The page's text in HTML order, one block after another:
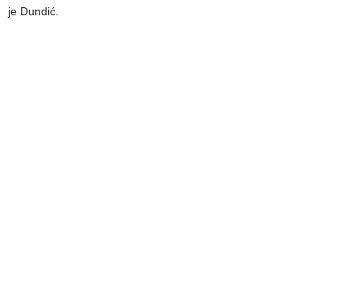
je Dundić.